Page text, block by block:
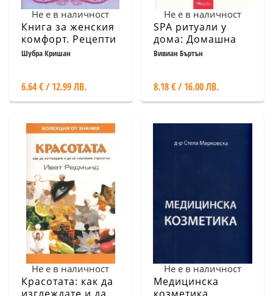
Не е в наличност
Книга за женския
комфорт. Рецепти
за духа и тялото
Шубра Кришан
6.64 € / 12.99 ЛВ.
Не е в наличност
SPA ритуали у
дома: Домашна
енциклопедия на
Вивиан Бъртън
8.18 € / 16.00 ЛВ.
Не е в наличност
Красотата: как да
Не е в наличност
Медицинска